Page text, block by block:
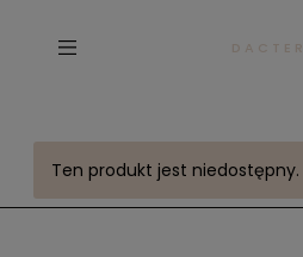
D A C T E R
Ten produkt jest niedostępny.